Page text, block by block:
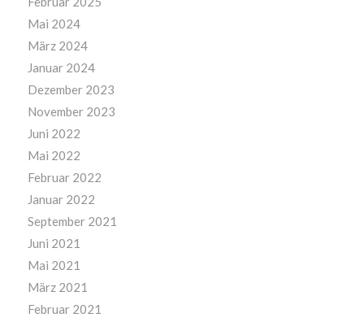
Mai 2024
März 2024
Januar 2024
Dezember 2023
November 2023
Juni 2022
Mai 2022
Februar 2022
Januar 2022
September 2021
Juni 2021
Mai 2021
März 2021
Februar 2021